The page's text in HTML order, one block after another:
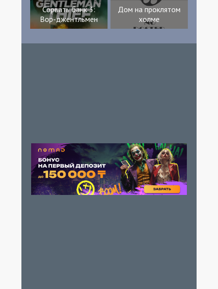
Сорвать банк 3:
Вор-джентльмен
Дом на проклятом
холме